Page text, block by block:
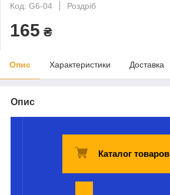
Код: G6-04
Роздріб
165 ₴
Опис Характеристики Доставка
Опис
Каталог товаров